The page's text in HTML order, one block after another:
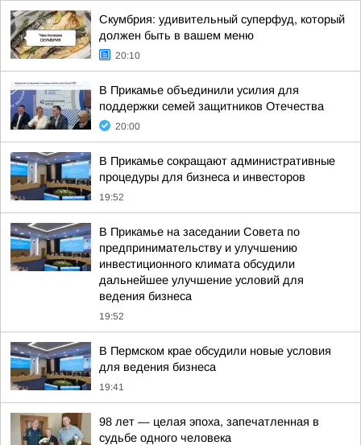
Скумбрия: удивительный суперфуд, который
должен быть в вашем меню
20:10
В Прикамье объединили усилия для
поддержки семей защитников Отечества
20:00
В Прикамье сокращают административные
процедуры для бизнеса и инвесторов
19:52
В Прикамье на заседании Совета по
предпринимательству и улучшению
инвестиционного климата обсудили
дальнейшее улучшение условий для
ведения бизнеса
19:52
В Пермском крае обсудили новые условия
для ведения бизнеса
19:41
98 лет — целая эпоха, запечатленная в
судьбе одного человека